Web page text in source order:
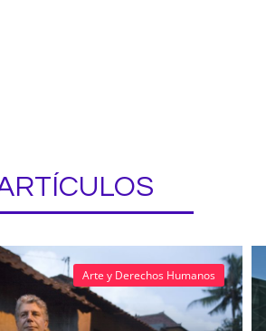
Arte y Derechos Humanos